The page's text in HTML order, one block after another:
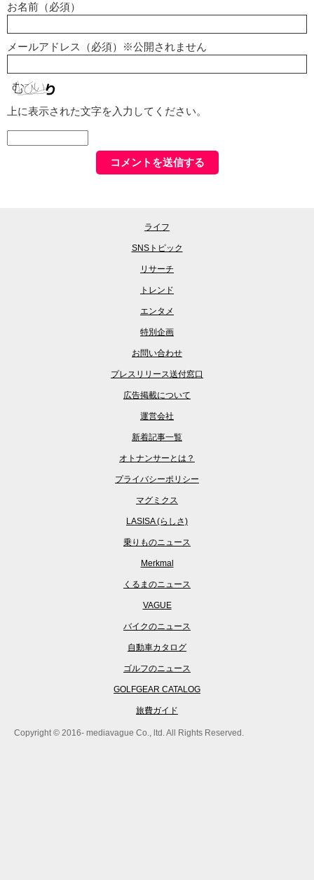
お名前（必須）
メールアドレス（必須）※公開されません
上に表示された文字を入力してください。
ライフ
SNSトピック
リサーチ
トレンド
エンタメ
特別企画
お問い合わせ
プレスリリース送付窓口
広告掲載について
運営会社
新着記事一覧
オトナンサーとは？
プライバシーポリシー
マグミクス
LASISA (らしさ)
乗りものニュース
Merkmal
くるまのニュース
VAGUE
バイクのニュース
自動車カタログ
ゴルフのニュース
GOLFGEAR CATALOG
旅費ガイド
Copyright © 2016- mediavague Co., ltd. All Rights Reserved.